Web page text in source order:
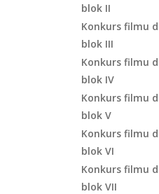
blok II
Konkurs filmu
blok III
Konkurs filmu
blok IV
Konkurs filmu
blok V
Konkurs filmu
blok VI
Konkurs filmu
blok VII